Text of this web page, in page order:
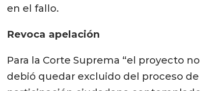
en el fallo.
Revoca apelación
Para la Corte Suprema “el proyecto no
debió quedar excluido del proceso de